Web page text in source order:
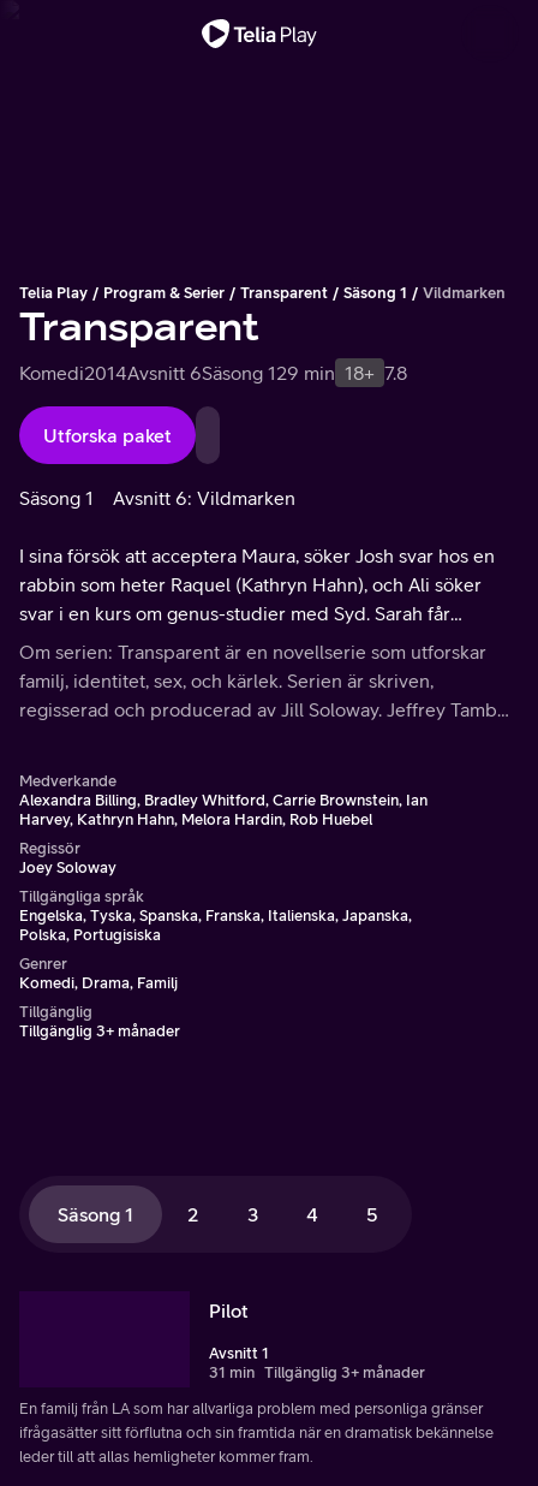
Telia Play Program & Serier Transparent Säsong 1 Vildmarken
Transparent
Komedi2014Avsnitt 6Säsong 129 min 18+ 7.8
Utforska paket
Säsong 1 Avsnitt 6: Vildmarken
I sina försök att acceptera Maura, söker Josh svar hos en
rabbin som heter Raquel (Kathryn Hahn), och Ali söker
svar i en kurs om genus-studier med Syd. Sarah får
besvara frågor från sina barn som träffar Maura för första
gången.
Om serien: Transparent är en novellserie som utforskar
familj, identitet, sex, och kärlek. Serien är skriven,
regisserad och producerad av Jill Soloway. Jeffrey Tambor
Medverkande
Alexandra Billing, Bradley Whitford, Carrie Brownstein, Ian
Harvey, Kathryn Hahn, Melora Hardin, Rob Huebel
Regissör
Joey Soloway
Tillgängliga språk
Engelska, Tyska, Spanska, Franska, Italienska, Japanska,
Polska, Portugisiska
Genrer
Komedi, Drama, Familj
Tillgänglig
Tillgänglig 3+ månader
Säsong 1 2 3 4 5
Pilot
Avsnitt 1
31 min Tillgänglig 3+ månader
En familj från LA som har allvarliga problem med personliga gränser
ifrågasätter sitt förflutna och sin framtida när en dramatisk bekännelse
leder till att allas hemligheter kommer fram.